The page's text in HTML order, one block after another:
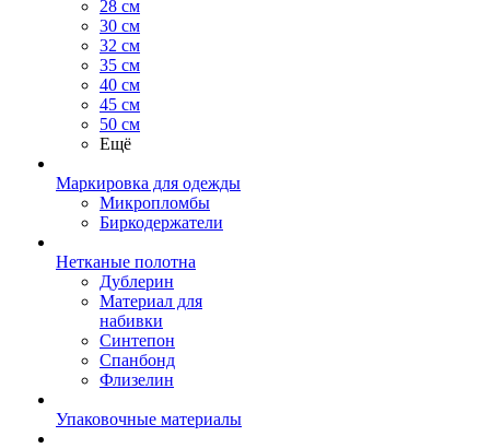
28 см
30 см
32 см
35 см
40 см
45 см
50 см
Ещё
Маркировка для одежды
Микропломбы
Биркодержатели
Нетканые полотна
Дублерин
Материал для
набивки
Синтепон
Спанбонд
Флизелин
Упаковочные материалы